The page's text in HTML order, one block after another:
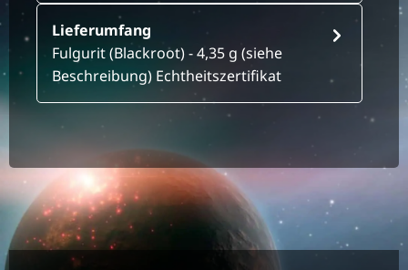
Lieferumfang
Fulgurit (Blackroot) - 4,35 g (siehe
Beschreibung) Echtheitszertifikat